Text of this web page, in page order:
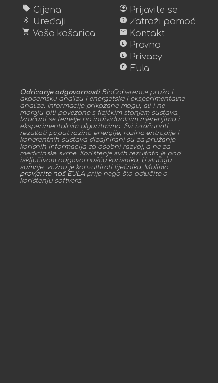
sell Cijena
bluetooth Uređaji
shopping_cart Vaša košarica
account_circle Prijavite se
help Zatraži pomoć
mail Kontakt
copyright Pravno
copyright Privacy
copyright Eula
Odricanje odgovornostiBioCoherence pruža i
akademsku analizu i energetske i eksperimentalne
analize. Informacije prikazane mogu, ali i ne
moraju biti povezane s fizičkim stanjem sustava.
Izračuni se temelje na individualnim mjerenjima i
eksperimentalnim algoritmima. Svi izračunati
rezultati poput razina energije, razina entropije i
koherentnih sustava dizajnirani su za pružanje
korisnih informacija za osobni razvoj, a ne za
medicinske svrhe. Korištenje svih rezultata je pod
isključivom odgovornošću korisnika. U slučaju
sumnje, važno je konzultirati liječnika. Molimo
provjerite naš EULA prije nego što odlučite o
korištenju softvera.